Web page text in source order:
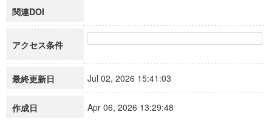
関連DOI
アクセス条件
最終更新日 Jul 02, 2026 15:41:03
作成日 Apr 06, 2026 13:29:48